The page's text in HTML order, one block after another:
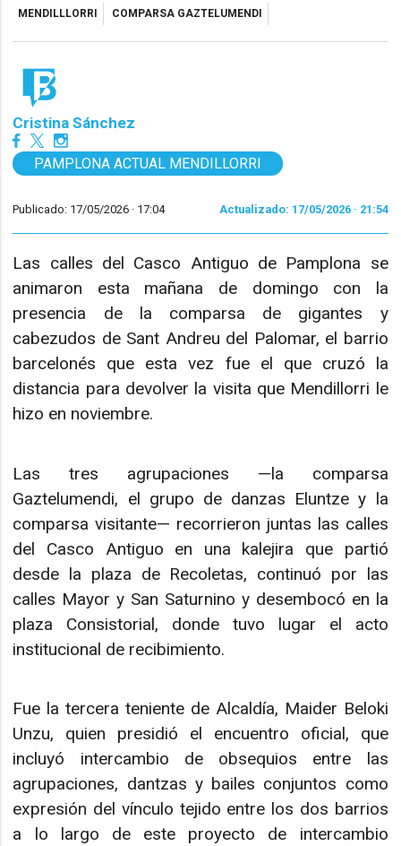
MENDILLLORRI COMPARSA GAZTELUMENDI
Cristina Sánchez
PAMPLONA ACTUAL MENDILLORRI
Publicado: 17/05/2026 · 17:04 Actualizado: 17/05/2026 · 21:54
Las calles del Casco Antiguo de Pamplona se
animaron esta mañana de domingo con la
presencia de la comparsa de gigantes y
cabezudos de Sant Andreu del Palomar, el barrio
barcelonés que esta vez fue el que cruzó la
distancia para devolver la visita que Mendillorri le
hizo en noviembre.
Las tres agrupaciones —la comparsa
Gaztelumendi, el grupo de danzas Eluntze y la
comparsa visitante— recorrieron juntas las calles
del Casco Antiguo en una kalejira que partió
desde la plaza de Recoletas, continuó por las
calles Mayor y San Saturnino y desembocó en la
plaza Consistorial, donde tuvo lugar el acto
institucional de recibimiento.
Fue la tercera teniente de Alcaldía, Maider Beloki
Unzu, quien presidió el encuentro oficial, que
incluyó intercambio de obsequios entre las
agrupaciones, dantzas y bailes conjuntos como
expresión del vínculo tejido entre los dos barrios
a lo largo de este proyecto de intercambio